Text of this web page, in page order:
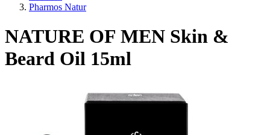
Pharmos Natur
NATURE OF MEN Skin &
Beard Oil 15ml